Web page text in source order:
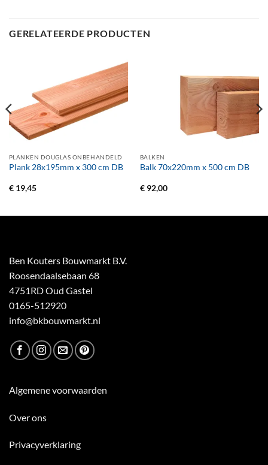
GERELATEERDE PRODUCTEN
PLANKEN DOUGLAS ONBEHANDELD
Plank 28x195mm x 300 cm DB
€19,45
BALKEN
Balk 70x220mm x 500 cm DB
€92,00
Ben Kouters Bouwmarkt B.V.
Roosendaalsebaan 68
4751RD Oud Gastel
0165-512920
info@bkbouwmarkt.nl
Algemene voorwaarden
Over ons
Privacyverklaring